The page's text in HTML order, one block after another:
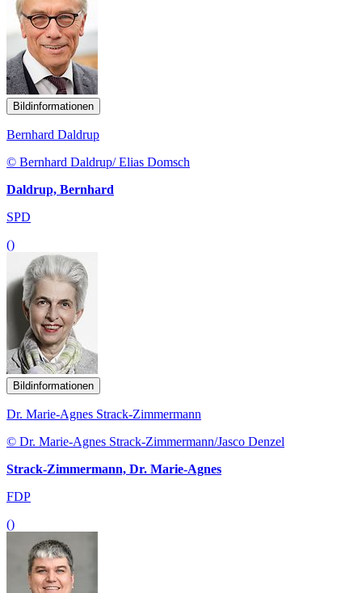
Bildinformationen
Bernhard Daldrup
© Bernhard Daldrup/ Elias Domsch
Daldrup, Bernhard
SPD
()
Bildinformationen
Dr. Marie-Agnes Strack-Zimmermann
© Dr. Marie-Agnes Strack-Zimmermann/Jasco Denzel
Strack-Zimmermann, Dr. Marie-Agnes
FDP
()